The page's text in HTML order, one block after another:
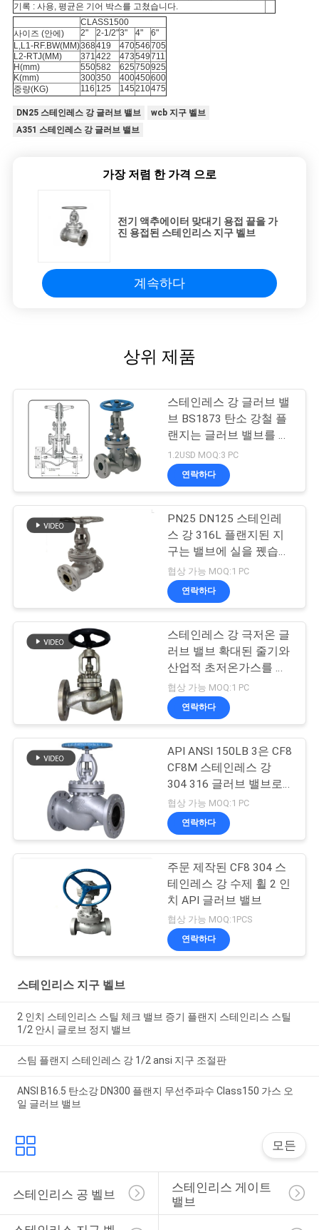
기록 : 사용, 평균은 기어 박스를 고쳤습니다.
CLASS1500
사이즈 (안에)
2" 2-1/2"3" 4"
6"
L,L1-RF.BW(MM)368419 470546705
L2-RTJ(MM)
371422 473549711
H(mm)
550582 625750925
K(mm)
300350 400450600
중량(KG)
116 125 145210475
DN25 스테인레스 강 글러브 밸브
wcb 지구 벨브
A351 스테인레스 강 글러브 밸브
가장 저렴 한 가격 으로
전기 액추에이터 맞대기 용접 끝을 가
진 용접된 스테인리스 지구 벨브
계속하다
상위 제품
스테인레스 강 글러브 밸
브 BS1873 탄소 강철 플
랜지는 글러브 밸브를 마
칩니다
1.2USD MOQ:3 PC
연락하다
PN25 DN125 스테인레
스 강 316L 플랜지된 지
구는 밸브에 실을 뀄습니
다
협상 가능 MOQ:1 PC
연락하다
스테인레스 강 극저온 글
러브 밸브 확대된 줄기와
산업적 초저온가스를 위
한 다른 사람
협상 가능 MOQ:1 PC
연락하다
API ANSI 150LB 3은 CF8
CF8M 스테인레스 강
304 316 글러브 밸브로
조금씩 움직입니다
협상 가능 MOQ:1 PC
연락하다
주문 제작된 CF8 304 스
테인레스 강 수제 휠 2 인
치 API 글러브 밸브
협상 가능 MOQ:1PCS
연락하다
스테인리스 지구 벨브
2 인치 스테인리스 스틸 체크 밸브 증기 플랜지 스테인리스 스틸
1/2 안시 글로브 정지 밸브
스팀 플랜지 스테인레스 강 1/2 ansi 지구 조절판
ANSI B16.5 탄소강 DN300 플랜지 무선주파수 Class150 가스 오
일 글러브 밸브
모든
스테인리스 공 벨브
스테인리스 게이트
밸브